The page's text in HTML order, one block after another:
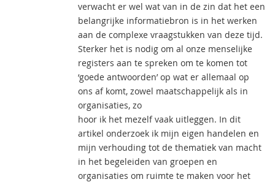
verwacht er wel wat van in de zin dat het een
belangrijke informatiebron is in het werken
aan de complexe vraagstukken van deze tijd.
Sterker het is nodig om al onze menselijke
registers aan te spreken om te komen tot
‘goede antwoorden’ op wat er allemaal op
ons af komt, zowel maatschappelijk als in
organisaties, zo
hoor ik het mezelf vaak uitleggen. In dit
artikel onderzoek ik mijn eigen handelen en
mijn verhouding tot de thematiek van macht
in het begeleiden van groepen en
organisaties om ruimte te maken voor het